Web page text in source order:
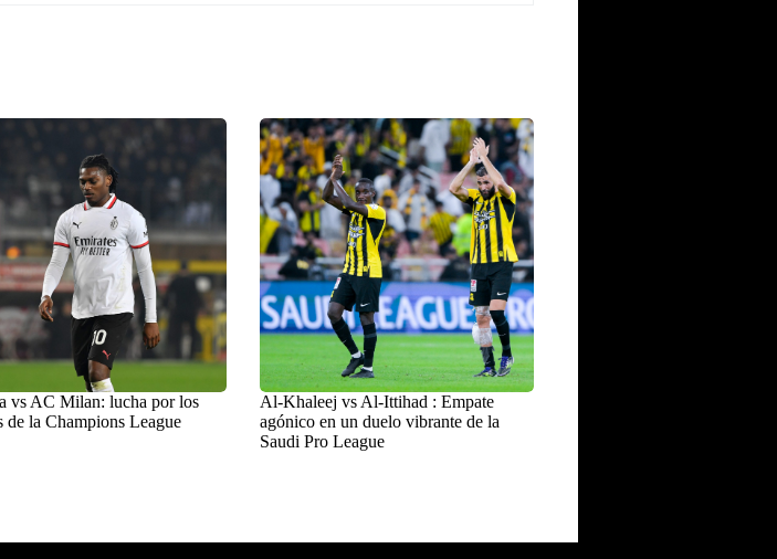
vs AC Milan: lucha por los
de la Champions League
Al-Khaleej vs Al-Ittihad : Empate
agónico en un duelo vibrante de la
Saudi Pro League